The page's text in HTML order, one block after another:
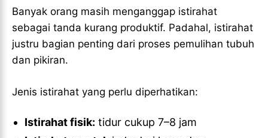
Banyak orang masih menganggap istirahat
sebagai tanda kurang produktif. Padahal, istirahat
justru bagian penting dari proses pemulihan tubuh
dan pikiran.
Jenis istirahat yang perlu diperhatikan:
Istirahat fisik: tidur cukup 7–8 jam